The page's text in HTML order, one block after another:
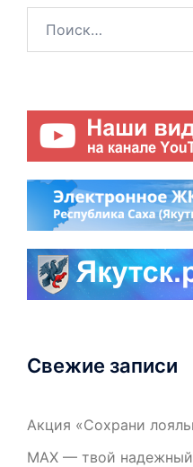
Свежие записи
Акция «Сохрани
МАХ — твой